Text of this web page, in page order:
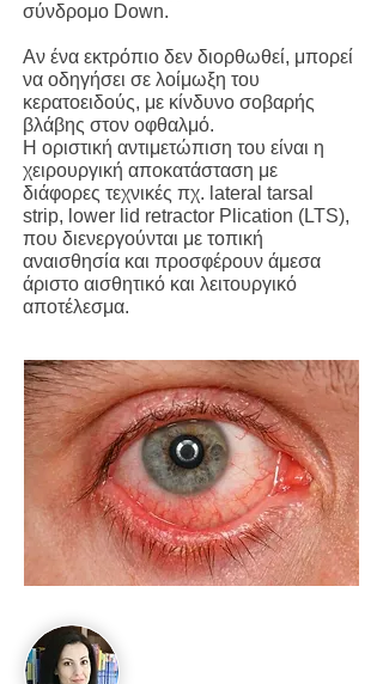
σύνδρομο Down.
Αν ένα εκτρόπιο δεν διορθωθεί, μπορεί
να οδηγήσει σε λοίμωξη του
κερατοειδούς, με κίνδυνο σοβαρής
βλάβης στον οφθαλμό.
Η οριστική αντιμετώπιση του είναι η
χειρουργική αποκατάσταση με
διάφορες τεχνικές πχ. lateral tarsal
strip, lower lid retractor Plication (LTS),
που διενεργούνται με τοπική
αναισθησία και προσφέρουν άμεσα
άριστο αισθητικό και λειτουργικό
αποτέλεσμα.